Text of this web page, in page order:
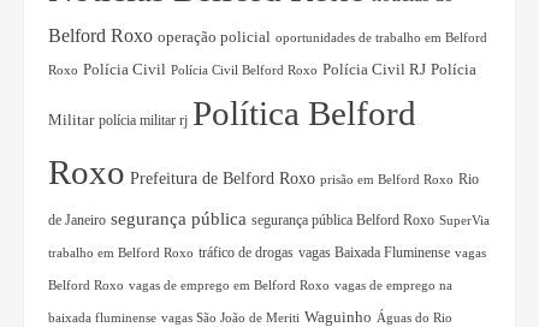
Belford Roxo operação policial oportunidades de trabalho em Belford
Roxo Polícia Civil Polícia Civil Belford Roxo Polícia Civil RJ Polícia
Militar polícia militar rj Política Belford
Roxo Prefeitura de Belford Roxo prisão em Belford Roxo Rio
de Janeiro segurança pública segurança pública Belford Roxo SuperVia
trabalho em Belford Roxo tráfico de drogas vagas Baixada Fluminense vagas
Belford Roxo vagas de emprego em Belford Roxo vagas de emprego na
baixada fluminense vagas São João de Meriti Waguinho Águas do Rio